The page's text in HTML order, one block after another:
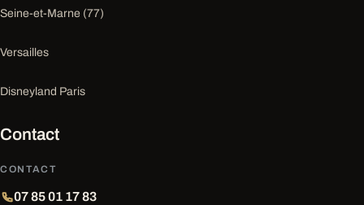
Seine-et-Marne (77)
Versailles
Disneyland Paris
Contact
CONTACT
07 85 01 17 83